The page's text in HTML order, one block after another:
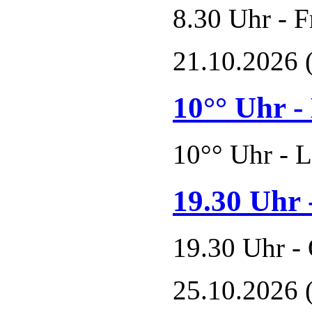
8.30 Uhr -
21.10.2026
10°° Uhr
10°° Uhr -
19.30 Uhr
19.30 Uhr -
25.10.2026